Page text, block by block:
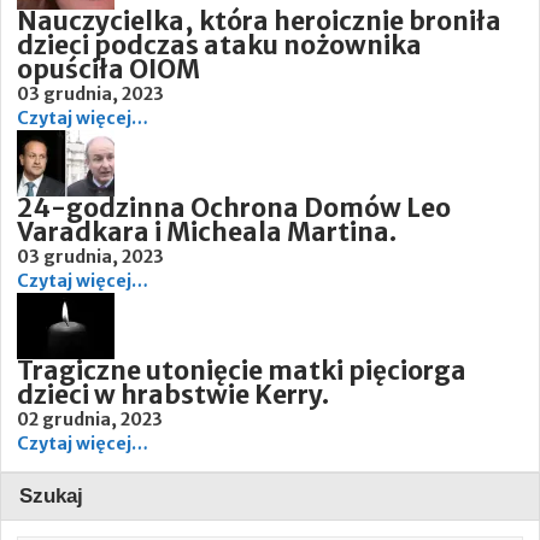
Nauczycielka, która heroicznie broniła
dzieci podczas ataku nożownika
opuściła OIOM
03 grudnia, 2023
Czytaj więcej…
24-godzinna Ochrona Domów Leo
Varadkara i Micheala Martina.
03 grudnia, 2023
Czytaj więcej…
Tragiczne utonięcie matki pięciorga
dzieci w hrabstwie Kerry.
02 grudnia, 2023
Czytaj więcej…
Szukaj